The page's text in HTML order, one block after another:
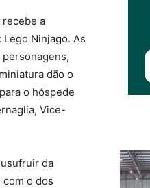
recebe a
Ninjago. As
dão o
o hóspede
Vice-
da
o dos